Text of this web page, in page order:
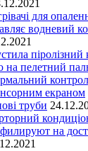
для
водневий
піролізний
на пелетний
екраном
труби
на